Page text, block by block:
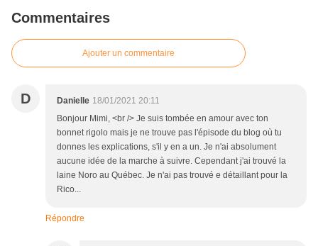
Commentaires
Ajouter un commentaire
D Danielle 18/01/2021 20:11
Bonjour Mimi, <br /> Je suis tombée en amour avec ton
bonnet rigolo mais je ne trouve pas l'épisode du blog où tu
donnes les explications, s'il y en a un. Je n'ai absolument
aucune idée de la marche à suivre. Cependant j'ai trouvé la
laine Noro au Québec. Je n'ai pas trouvé e détaillant pour la
Rico...
Répondre